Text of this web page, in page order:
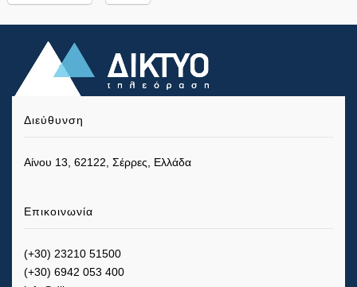
Διεύθυνση
Αίνου 13, 62122, Σέρρες, Ελλάδα
Επικοινωνία
(+30) 23210 51500
(+30) 6942 053 400